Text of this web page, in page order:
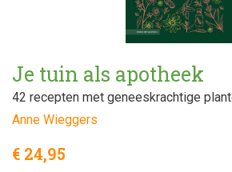
Je tuin als apotheek
42 recepten met geneeskrachtige
Anne Wieggers
€ 24,95